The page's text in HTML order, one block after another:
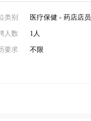
类别 医疗保健 - 药店店员
人数 1人
要求 不限